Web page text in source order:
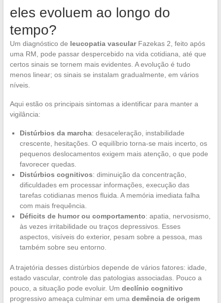
eles evoluem ao longo do
tempo?
Um diagnóstico de leucopatia vascularFazekas 2, feito após
uma RM, pode passar despercebido na vida cotidiana, até que
certos sinais se tornem mais evidentes. A evolução é tudo
menos linear; os sinais se instalam gradualmente, em vários
níveis.
Aqui estão os principais sintomas a identificar para manter a
vigilância:
Distúrbios da marcha: desaceleração, instabilidade
crescente, hesitações. O equilíbrio torna-se mais incerto, os
pequenos deslocamentos exigem mais atenção, o que pode
favorecer quedas.
Distúrbios cognitivos: diminuição da concentração,
dificuldades em processar informações, execução das
tarefas cotidianas menos fluida. A memória imediata falha
com mais frequência.
Déficits de humor ou comportamento: apatia, nervosismo,
às vezes irritabilidade ou traços depressivos. Esses
aspectos, visíveis do exterior, pesam sobre a pessoa, mas
também sobre seu entorno.
A trajetória desses distúrbios depende de vários fatores: idade,
estado vascular, controle das patologias associadas. Pouco a
pouco, a situação pode evoluir. Um declínio cognitivo
progressivo ameaça culminar em uma demência de origem